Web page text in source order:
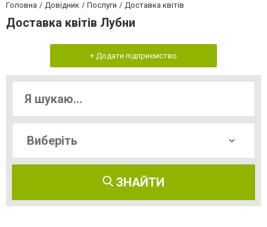
Головна Довідник Послуги Доставка квітів
Доставка квітів Лубни
+ Додати підприємство
ЗНАЙТИ